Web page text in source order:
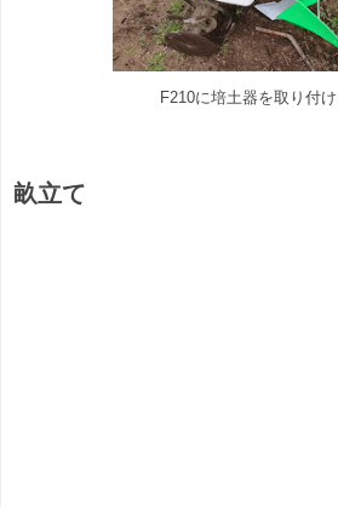
F210に培土器を取り付
畝立て